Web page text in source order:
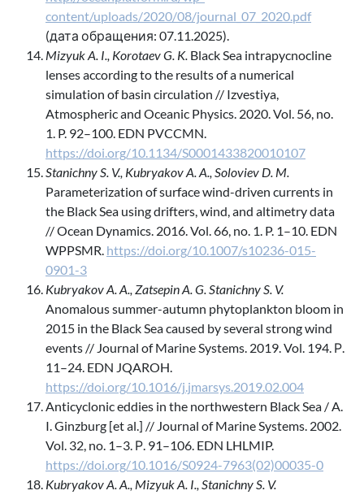
content/uploads/2020/08/journal_07_2020.pdf
(дата обращения: 07.11.2025).
Mizyuk A. I., Korotaev G. K. Black Sea intrapycnocline
lenses according to the results of a numerical
simulation of basin circulation // Izvestiya,
Atmospheric and Oceanic Physics. 2020. Vol. 56, no.
1. P. 92–100. EDN PVCCMN.
https://doi.org/10.1134/S0001433820010107
Stanichny S. V., Kubryakov A. A., Soloviev D. M.
Parameterization of surface wind-driven currents in
the Black Sea using drifters, wind, and altimetry data
// Ocean Dynamics. 2016. Vol. 66, no. 1. P. 1–10. EDN
WPPSMR. https://doi.org/10.1007/s10236-015-
0901-3
Kubryakov A. A., Zatsepin A. G. Stanichny S. V.
Anomalous summer-autumn phytoplankton bloom in
2015 in the Black Sea caused by several strong wind
events // Journal of Marine Systems. 2019. Vol. 194. Р.
11–24. EDN JQAROH.
https://doi.org/10.1016/j.jmarsys.2019.02.004
Anticyclonic eddies in the northwestern Black Sea / A.
I. Ginzburg [et al.] // Journal of Marine Systems. 2002.
Vol. 32, no. 1–3. Р. 91–106. EDN LHLMIP.
https://doi.org/10.1016/S0924-7963(02)00035-0
Kubryakov A. A., Mizyuk A. I., Stanichny S. V.